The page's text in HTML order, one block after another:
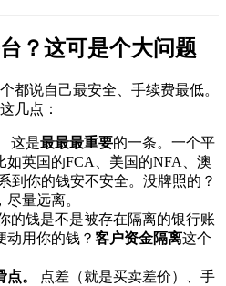
？这可是个大问题
都说自己最安全、手续费最低。
几点：
这是最最最重要的一条。一个平
如英国的FCA、美国的NFA、澳
到你的钱安不安全。没牌照的？
量远离。
的钱是不是被存在隔离的银行账
动用你的钱？ 客户资金隔离这个
。
点差（就是买卖差价）、手